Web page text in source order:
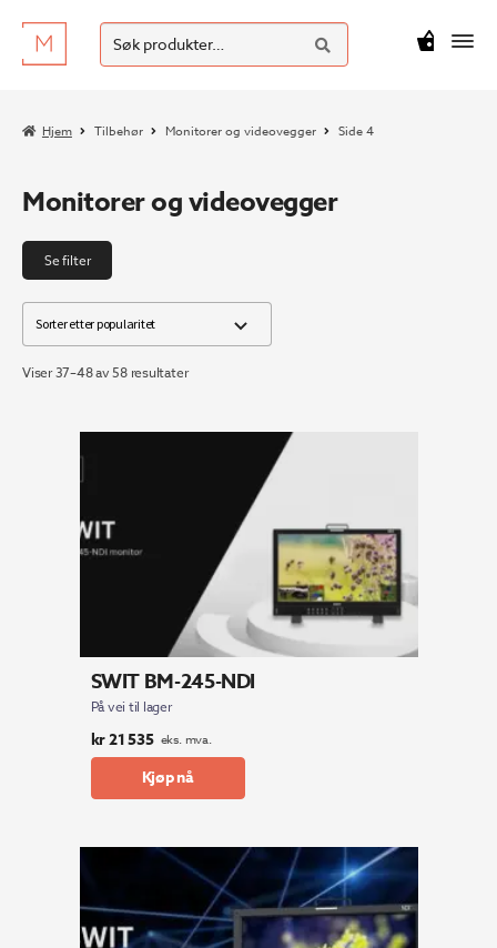
Hopp
til
Hopp
til
Søk
etter:
SØK
kr0
Hjem Tilbehør Monitorer og videovegger Side 4
Monitorer og videovegger
Se filter
Viser 37–48 av 58 resultaterSortert
SWIT BM-245-NDI
På vei til lager
kr21 535 eks. mva.
Kjøp nå